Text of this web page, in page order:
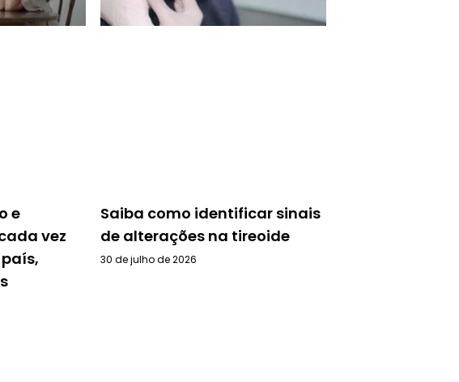
e
vez
Saiba como identificar sinais
de alterações na tireoide
30 de julho de 2026